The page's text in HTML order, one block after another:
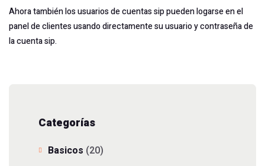
Ahora también los usuarios de cuentas sip pueden logarse en el
panel de clientes usando directamente su usuario y contraseña de
la cuenta sip.
Categorías
Basicos (20)